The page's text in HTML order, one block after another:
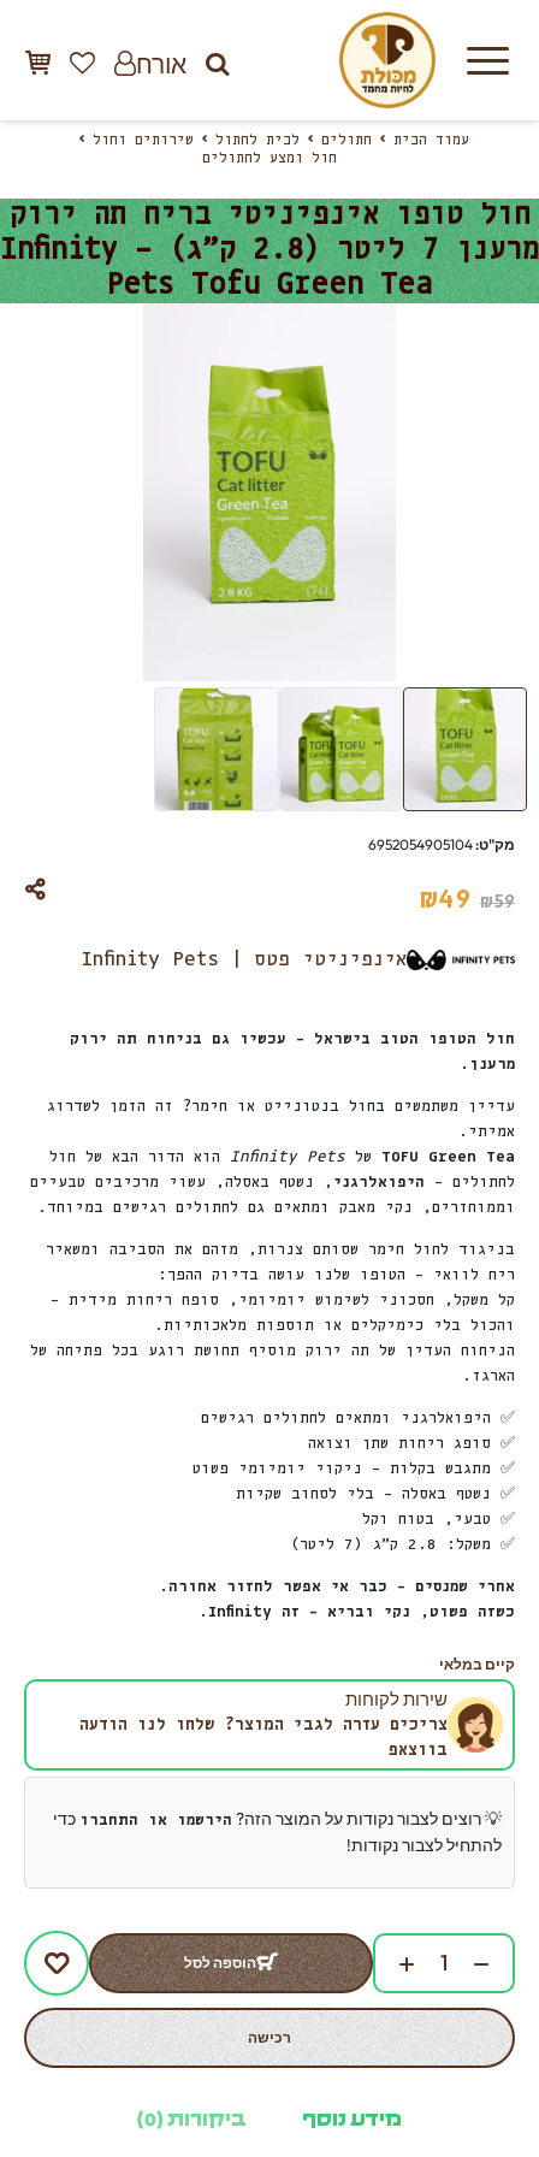
אורח
עמוד הבית חתולים לבית לחתול
שירותים וחול
חול ומצע לחתולים
חול טופו אינפיניטי בריח תה ירוק
מרענן 7 ליטר (2.8 ק”ג) – Infinity
Pets Tofu Green Tea
מק"ט:6952054905104
₪59
₪49
אינפיניטי פטס | Infinity Pets
חול הטופו הטוב בישראל – עכשיו גם בניחוח תה ירוק
מרענן.
עדיין משתמשים בחול בנטונייט או חימר? זה הזמן לשדרוג
אמיתי.
TOFU Green Tea של Infinity Pets הוא הדור הבא של חול
לחתולים – היפואלרגני , נשטף באסלה, עשוי מרכיבים טבעיים
וממוחזרים, נקי מאבק ומתאים גם לחתולים רגישים במיוחד.
בניגוד לחול חימר שסותם צנרות, מזהם את הסביבה ומשאיר
ריח לוואי – הטופו שלנו עושה בדיוק ההפך:
קל משקל, חסכוני לשימוש יומיומי, סופח ריחות מידית –
והכול בלי כימיקלים או תוספות מלאכותיות.
הניחוח העדין של תה ירוק מוסיף תחושת רוגע בכל פתיחה של
הארגז.
✅ היפואלרגני ומתאים לחתולים רגישים
✅ סופג ריחות שתן וצואה
✅ מתגבש בקלות – ניקוי יומיומי פשוט
✅ נשטף באסלה – בלי לסחוב שקיות
✅ טבעי, בטוח וקל
✅ משקל: 2.8 ק”ג (7 ליטר)
אחרי שמנסים – כבר אי אפשר לחזור אחורה.
כשזה פשוט, נקי ובריא – זה Infinity.
קיים במלאי
שירות לקוחות
צריכים עזרה לגבי המוצר? שלחו לנו הודעה
בווצאפ
💡 רוצים לצבור נקודות על המוצר הזה? הירשמו או התחברו כדי
להתחיל לצבור נקודות!
הוספה לסל
רכישה
מידע נוסף ביקורות (0)